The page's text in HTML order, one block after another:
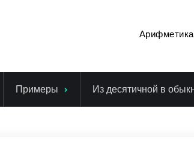
Арифметика
Примеры Из десятичной в